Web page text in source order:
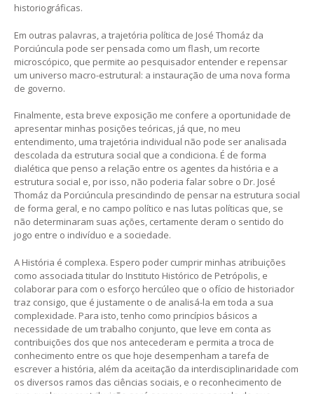
historiográficas.
Em outras palavras, a trajetória política de José Thomáz da
Porciúncula pode ser pensada como um flash, um recorte
microscópico, que permite ao pesquisador entender e repensar
um universo macro-estrutural: a instauração de uma nova forma
de governo.
Finalmente, esta breve exposição me confere a oportunidade de
apresentar minhas posições teóricas, já que, no meu
entendimento, uma trajetória individual não pode ser analisada
descolada da estrutura social que a condiciona. É de forma
dialética que penso a relação entre os agentes da história e a
estrutura social e, por isso, não poderia falar sobre o Dr. José
Thomáz da Porciúncula prescindindo de pensar na estrutura social
de forma geral, e no campo político e nas lutas políticas que, se
não determinaram suas ações, certamente deram o sentido do
jogo entre o indivíduo e a sociedade.
A História é complexa. Espero poder cumprir minhas atribuições
como associada titular do Instituto Histórico de Petrópolis, e
colaborar para com o esforço hercúleo que o ofício de historiador
traz consigo, que é justamente o de analisá-la em toda a sua
complexidade. Para isto, tenho como princípios básicos a
necessidade de um trabalho conjunto, que leve em conta as
contribuições dos que nos antecederam e permita a troca de
conhecimento entre os que hoje desempenham a tarefa de
escrever a história, além da aceitação da interdisciplinaridade com
os diversos ramos das ciências sociais, e o reconhecimento de